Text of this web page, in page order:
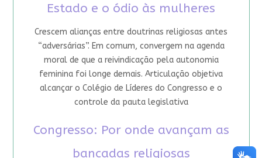
Estado e o ódio às mulheres
Crescem alianças entre doutrinas religiosas antes
“adversárias”. Em comum, convergem na agenda
moral de que a reivindicação pela autonomia
feminina foi longe demais. Articulação objetiva
alcançar o Colégio de Líderes do Congresso e o
controle da pauta legislativa
Congresso: Por onde avançam as
bancadas religiosas